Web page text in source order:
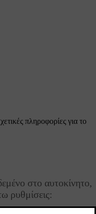
πληροφορίες για το
στο αυτοκίνητο,
ρυθμίσεις: